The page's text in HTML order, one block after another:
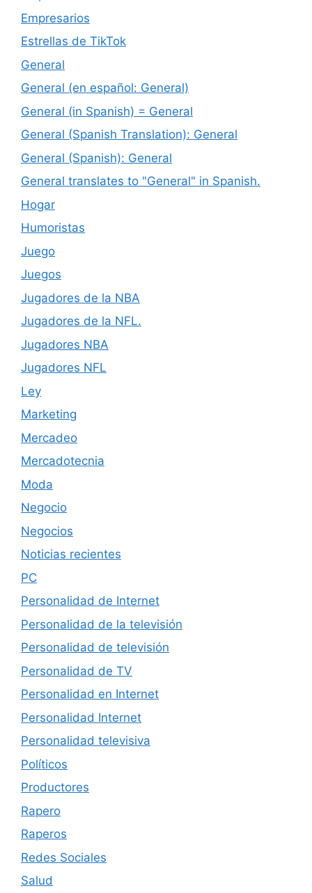
Empresarios
Estrellas de TikTok
General
General (en español: General)
General (in Spanish) = General
General (Spanish Translation): General
General (Spanish): General
General translates to "General" in Spanish.
Hogar
Humoristas
Juego
Juegos
Jugadores de la NBA
Jugadores de la NFL.
Jugadores NBA
Jugadores NFL
Ley
Marketing
Mercadeo
Mercadotecnia
Moda
Negocio
Negocios
Noticias recientes
PC
Personalidad de Internet
Personalidad de la televisión
Personalidad de televisión
Personalidad de TV
Personalidad en Internet
Personalidad Internet
Personalidad televisiva
Políticos
Productores
Rapero
Raperos
Redes Sociales
Salud